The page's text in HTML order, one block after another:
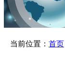
当前位置： 首页